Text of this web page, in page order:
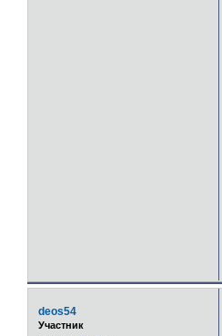
deos54
Участник